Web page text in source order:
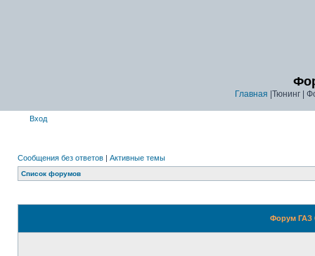
Главная |Тюнинг |
Вход
Сообщения без ответов | Активные темы
Список форумов
Форум ГАЗ